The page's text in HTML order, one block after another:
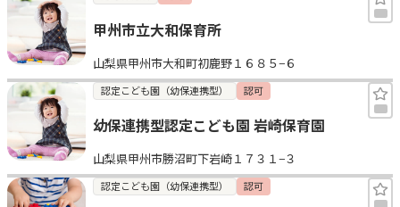
甲州市立大和保育所
山梨県甲州市大和町初鹿野１６８５−６
認定こども園（幼保連携型） 認可
幼保連携型認定こども園 岩崎保育園
山梨県甲州市勝沼町下岩崎１７３１−３
認定こども園（幼保連携型） 認可